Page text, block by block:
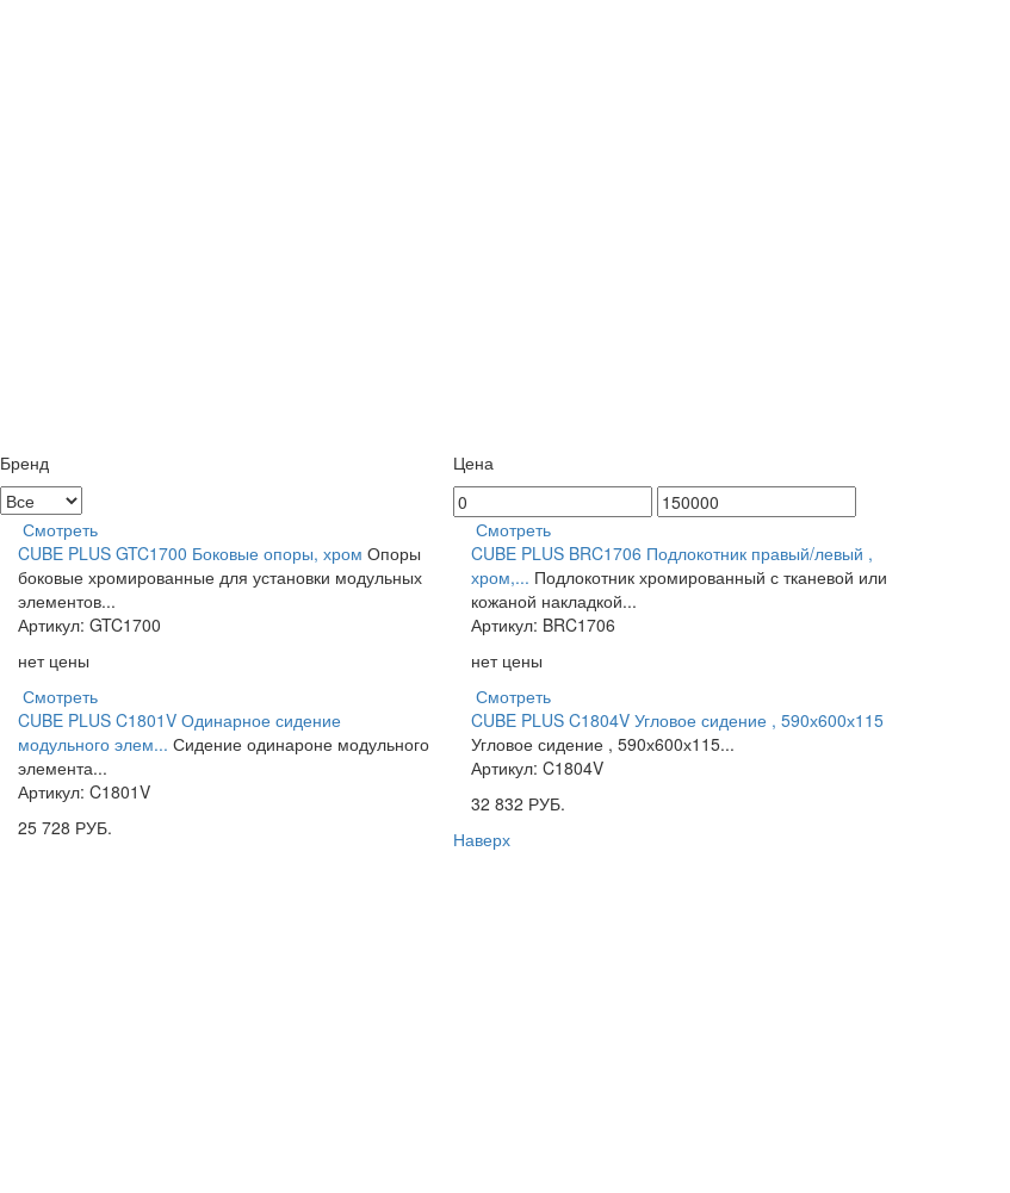
Бренд Цена
Смотреть
CUBE PLUS GTC1700 Боковые опоры, хром Опоры
боковые хромированные для установки модульных
элементов...
Артикул: GTC1700
нет цены
Смотреть
CUBE PLUS BRC1706 Подлокотник правый/левый ,
хром,... Подлокотник хромированный с тканевой или
кожаной накладкой...
Артикул: BRC1706
нет цены
Смотреть
CUBE PLUS C1801V Одинарное сидение
модульного элем... Сидение одинароне модульного
элемента...
Артикул: C1801V
25 728 РУБ.
Смотреть
CUBE PLUS C1804V Угловое сидение , 590х600х115
Угловое сидение , 590х600х115...
Артикул: C1804V
32 832 РУБ.
Наверх